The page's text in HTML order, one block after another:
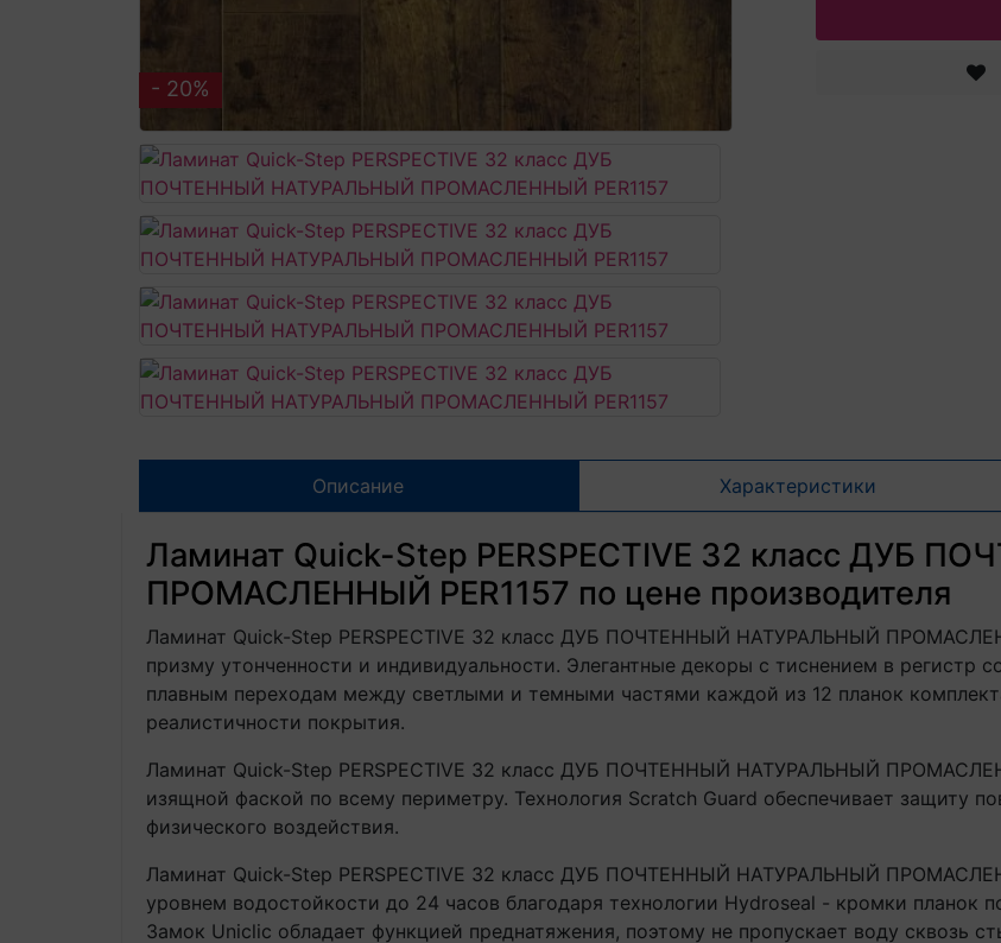
- 20%
Описание Характеристики
Ламинат Quick-Step PERSPECTIVE 32 класс ДУБ
ПРОМАСЛЕННЫЙ PER1157 по цене производителя
Ламинат Quick-Step PERSPECTIVE 32 класс ДУБ ПОЧТЕННЫЙ НАТУРАЛЬНЫЙ
призму утонченности и индивидуальности. Элегантные декоры с тиснением в регистр
плавным переходам между светлыми и темными частями каждой из 12 планок
реалистичности покрытия.
Ламинат Quick-Step PERSPECTIVE 32 класс ДУБ ПОЧТЕННЫЙ НАТУРАЛЬНЫЙ
изящной фаской по всему периметру. Технология Scratch Guard обеспечивает защиту
физического воздействия.
Ламинат Quick-Step PERSPECTIVE 32 класс ДУБ ПОЧТЕННЫЙ НАТУРАЛЬНЫЙ
уровнем водостойкости до 24 часов благодаря технологии Hydroseal - кромки
Замок Uniclic обладает функцией преднатяжения, поэтому не пропускает воду сквозь